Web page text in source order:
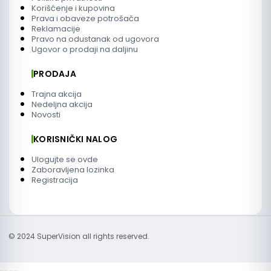
Korišćenje i kupovina
Prava i obaveze potrošača
Reklamacije
Pravo na odustanak od ugovora
Ugovor o prodaji na daljinu
PRODAJA
Trajna akcija
Nedeljna akcija
Novosti
KORISNIČKI NALOG
Ulogujte se ovde
Zaboravljena lozinka
Registracija
© 2024 SuperVision all rights reserved.